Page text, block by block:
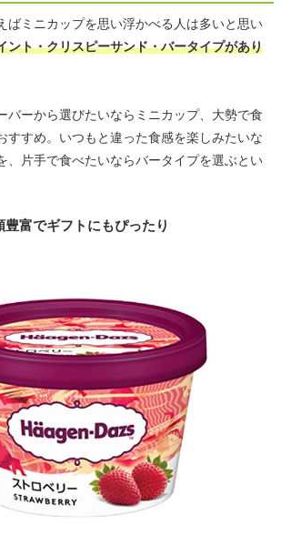
ばミニカップを思い浮かべる人は多いと思い
ント・クリスピーサンド・バータイプがあり
バーから選びたいならミニカップ、大勢で食
すすめ。いつもと違った食感を楽しみたいな
、片手で食べたいならバータイプを選ぶとい
豊富でギフトにもぴったり